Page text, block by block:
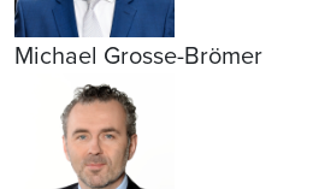
Michael Grosse-Brömer